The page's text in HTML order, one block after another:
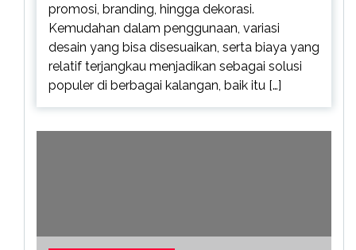
promosi, branding, hingga dekorasi.
Kemudahan dalam penggunaan, variasi
desain yang bisa disesuaikan, serta biaya yang
relatif terjangkau menjadikan sebagai solusi
populer di berbagai kalangan, baik itu […]